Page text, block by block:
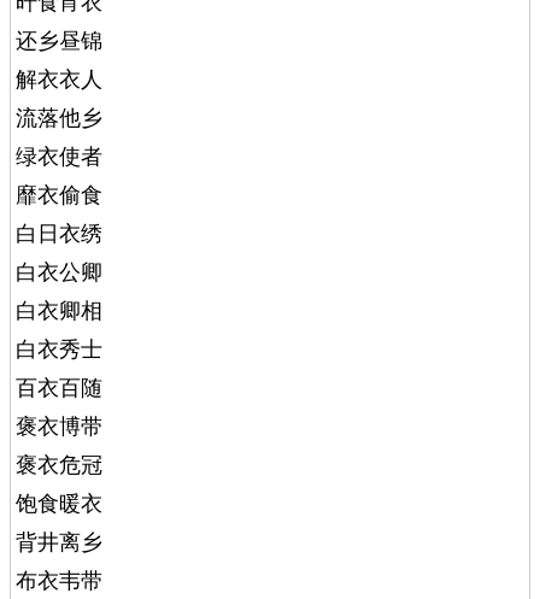
还乡昼锦
解衣衣人
流落他乡
绿衣使者
靡衣偷食
白日衣绣
白衣公卿
白衣卿相
白衣秀士
百衣百随
褒衣博带
褒衣危冠
饱食暖衣
背井离乡
布衣韦带